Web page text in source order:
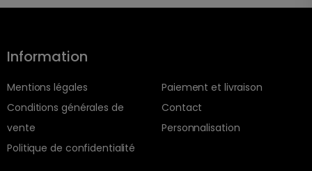
Information
Mentions légales
Conditions générales de
vente
Politique de confidentialité
Paiement et livraison
Contact
Personnalisation